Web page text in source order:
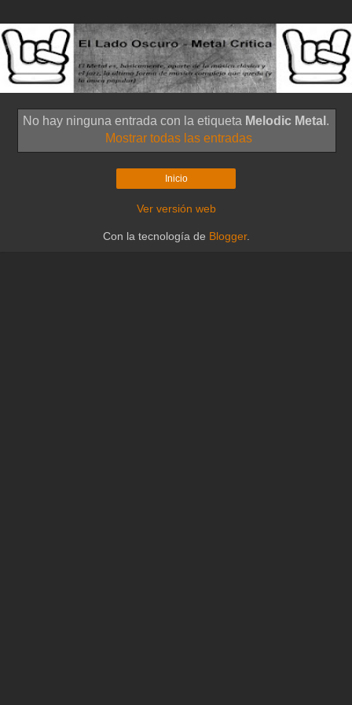
No hay ninguna entrada con la etiqueta Melodic Metal .
Mostrar todas las entradas
Inicio
Ver versión web
Con la tecnología de Blogger.